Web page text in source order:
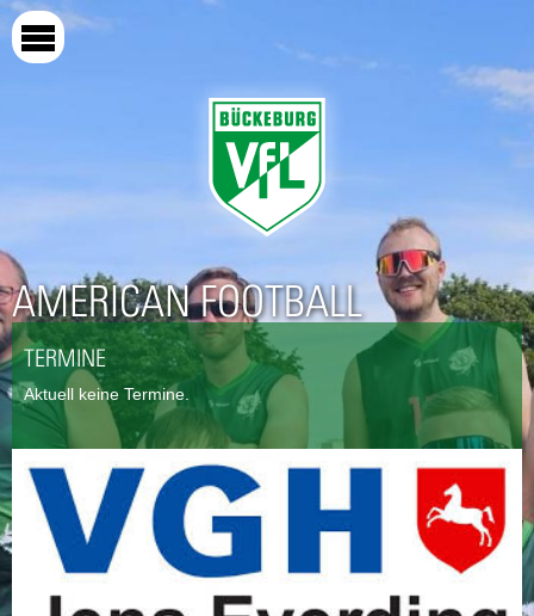
AMERICAN FOOTBALL
TERMINE
Aktuell keine Termine.